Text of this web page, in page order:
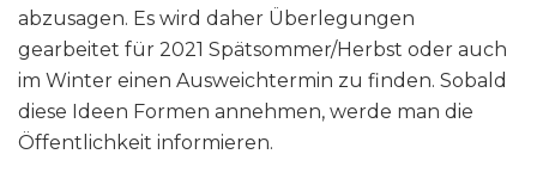
abzusagen. Es wird daher Überlegungen
gearbeitet für 2021 Spätsommer/Herbst oder auch
im Winter einen Ausweichtermin zu finden. Sobald
diese Ideen Formen annehmen, werde man die
Öffentlichkeit informieren.